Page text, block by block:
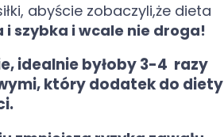
abyście zobaczyli,że dieta
szybka i wcale nie droga!
idealnie byłoby 3-4 razy
który dodatek do diety